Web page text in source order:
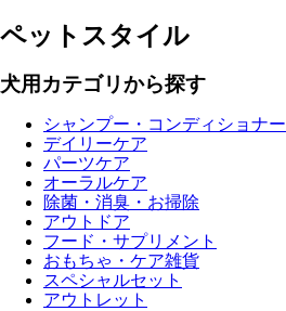
ペットスタイル
犬用カテゴリから探す
シャンプー・コンディショナー
デイリーケア
パーツケア
オーラルケア
除菌・消臭・お掃除
アウトドア
フード・サプリメント
おもちゃ・ケア雑貨
スペシャルセット
アウトレット